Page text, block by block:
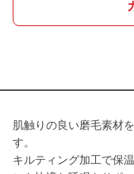
肌触りの良い磨毛素材
す。
キルティング加工で保